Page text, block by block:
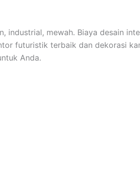
industrial, mewah. Biaya desain
futuristik terbaik dan dekorasi
Anda.